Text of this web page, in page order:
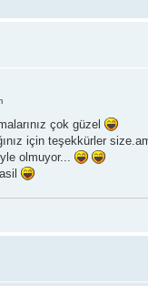
çok güzel
için teşekkürler
olmuyor...